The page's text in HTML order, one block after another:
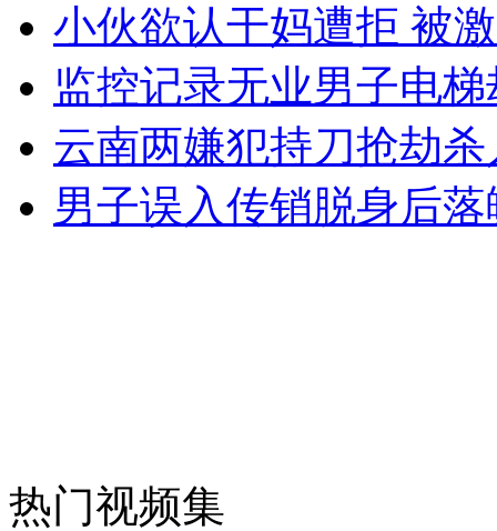
消防员救轻生者 花炮节热闹非凡 减压"枕头大战"
纽约上演“枕头大战”
司机酒驾遇交警 急速倒车逃窜
小伙欲认干妈遭拒 被
监控记录无业男子电
云南两嫌犯持刀抢劫
男子误入传销脱身后落
热门视频集